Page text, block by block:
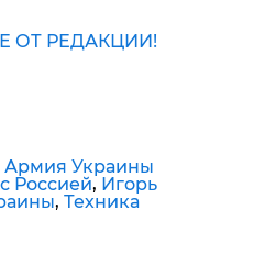
ОТ РЕДАКЦИИ!
Армия Украины
Россией, Игорь
, Техника